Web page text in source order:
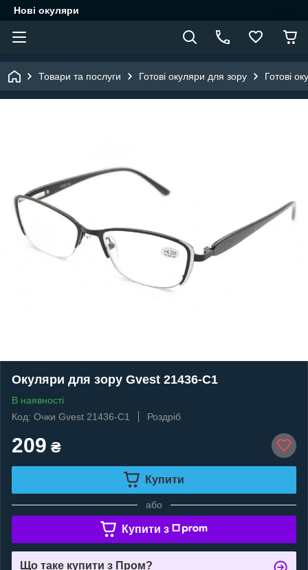
Нові окуляри
Товари та послуги Готові окуляри для зору Готові
Окуляри для зору Gvest 21436-C1
В наявності
Код: Очки Gvest 21436-C1
Роздріб
209 ₴
Купити
або
Купити з
Що таке купити з Пром?